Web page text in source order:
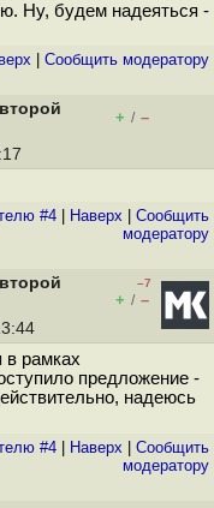
Ну, будем надеяться -
Cообщить модератору
+ / –
#4 Наверх
Cообщить
модератору
–7
+ / –
рамках
предложение -
надеюсь
#4 Наверх
Cообщить
модератору